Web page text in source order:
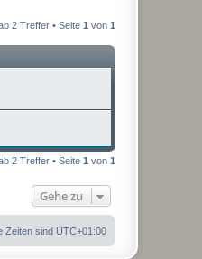
2 Treffer • Seite 1 von 1
2 Treffer • Seite 1 von 1
Gehe zu
Zeiten sind UTC+01:00